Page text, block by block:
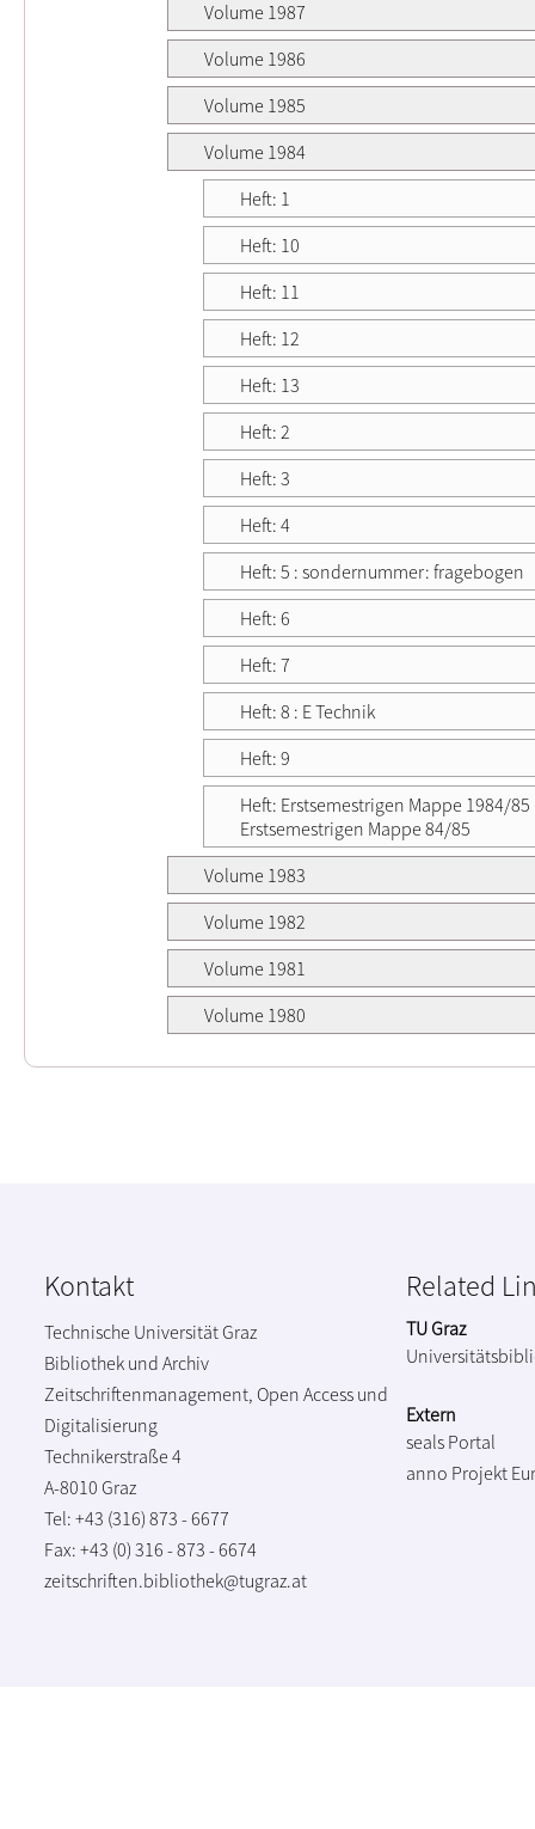
Volume 1987
Volume 1986
Volume 1985
Volume 1984
Heft: 1
Heft: 10
Heft: 11
Heft: 12
Heft: 13
Heft: 2
Heft: 3
Heft: 4
Heft: 5 : sondernummer: fragebogen
Heft: 6
Heft: 7
Heft: 8 : E Technik
Heft: 9
Heft: Erstsemestrigen Mappe 1984/85
Erstsemestrigen Mappe 84/85
Volume 1983
Volume 1982
Volume 1981
Volume 1980
Kontakt
Technische Universität Graz
Bibliothek und Archiv
Zeitschriftenmanagement, Open Access und
Digitalisierung
Technikerstraße 4
A-8010 Graz
Tel: +43 (316) 873 - 6677
Fax: +43 (0) 316 - 873 - 6674
zeitschriften.bibliothek@tugraz.at
Related
TU Graz
Extern
seals Portal
anno Projekt